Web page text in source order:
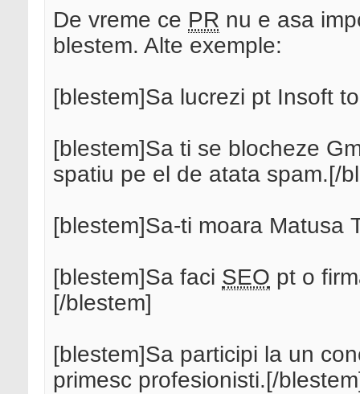
De vreme ce PR nu e asa
blestem. Alte exemple:
[blestem]Sa lucrezi pt Insoft
[blestem]Sa ti se blocheze
spatiu pe el de atata spam.[/
[blestem]Sa-ti moara Matusa
[blestem]Sa faci SEO pt o
[/blestem]
[blestem]Sa participi la un
primesc profesionisti.[/